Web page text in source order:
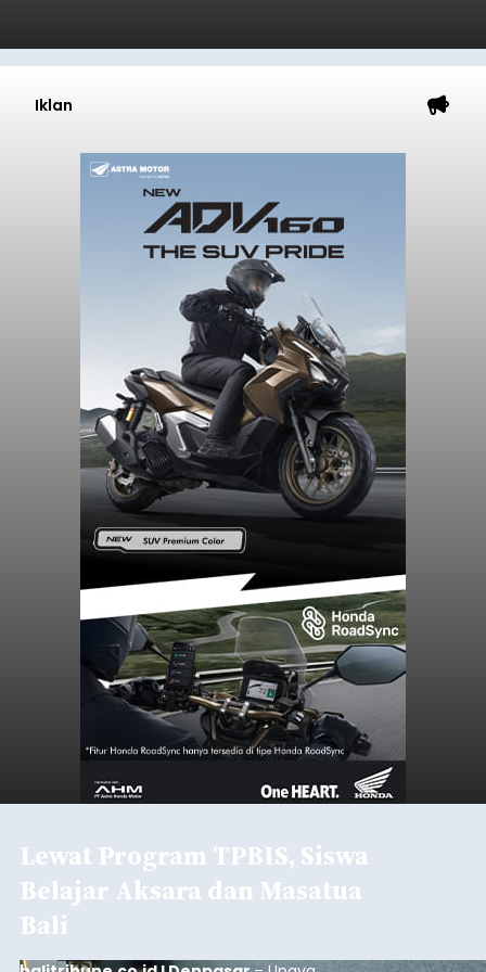
Iklan
Lewat Program TPBIS, Siswa
Belajar Aksara dan Masatua
Bali